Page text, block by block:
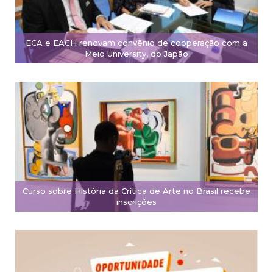
ECA e EACH renovam convênio de cooperação com a
Meio University, do Japão
Curso sobre História da Crítica de Arte no Brasil recebe
inscrições